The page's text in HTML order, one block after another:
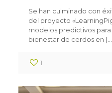
Se han culminado con
del proyecto
modelos predictivos para
bienestar de cerdos en
1